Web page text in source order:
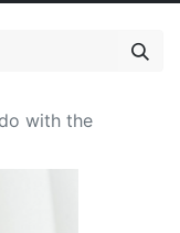
with the